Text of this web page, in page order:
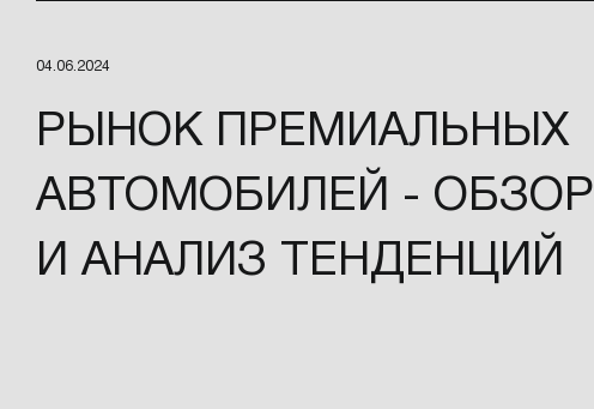
04.06.2024
РЫНОК ПРЕМИАЛЬНЫХ
АВТОМОБИЛЕЙ - ОБЗОР
И АНАЛИЗ ТЕНДЕНЦИЙ